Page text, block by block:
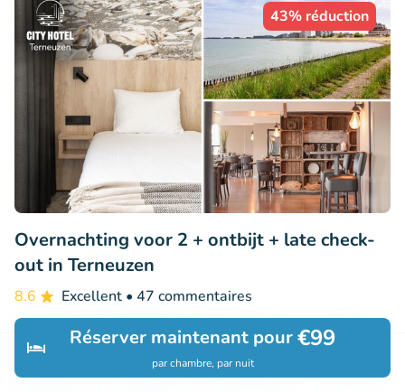
Rechercher Réservations
Réserver maintenant pour€99
par chambre, par nuit
43% réduction
Overnachting voor 2 + ontbijt + late check-
out in Terneuzen
8.6 Excellent • 47 commentaires
City Hotel Terneuzen
Terneuzen (30km)